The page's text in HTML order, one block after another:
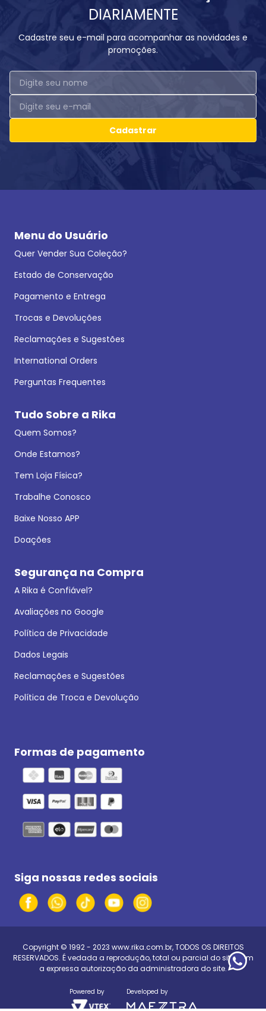
DIARIAMENTE
Cadastre seu e-mail para acompanhar as novidades e
promoções.
Cadastrar
Menu do Usuário
Quer Vender Sua Coleção?
Estado de Conservação
Pagamento e Entrega
Trocas e Devoluções
Reclamações e Sugestões
International Orders
Perguntas Frequentes
Tudo Sobre a Rika
Quem Somos?
Onde Estamos?
Tem Loja Física?
Trabalhe Conosco
Baixe Nosso APP
Doações
Segurança na Compra
A Rika é Confiável?
Avaliações no Google
Política de Privacidade
Dados Legais
Reclamações e Sugestões
Política de Troca e Devolução
Formas de pagamento
Siga nossas redes sociais
Copyright © 1992 - 2023 www.rika.com.br, TODOS OS DIREITOS
RESERVADOS. É vedada a reprodução, total ou parcial do site, sem
a expressa autorização da administradora do site.
Powered by Developed by